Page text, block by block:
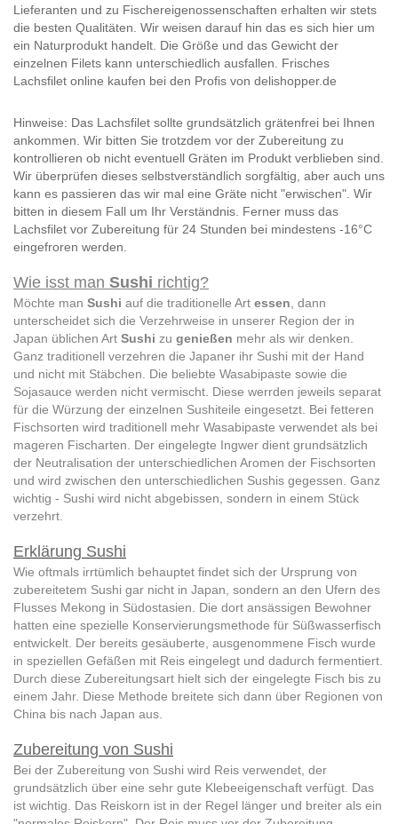
Lieferanten und zu Fischereigenossenschaften erhalten wir stets
die besten Qualitäten. Wir weisen darauf hin das es sich hier um
ein Naturprodukt handelt. Die Größe und das Gewicht der
einzelnen Filets kann unterschiedlich ausfallen. Frisches
Lachsfilet online kaufen bei den Profis von delishopper.de
Hinweise: Das Lachsfilet sollte grundsätzlich grätenfrei bei Ihnen
ankommen. Wir bitten Sie trotzdem vor der Zubereitung zu
kontrollieren ob nicht eventuell Gräten im Produkt verblieben sind.
Wir überprüfen dieses selbstverständlich sorgfältig, aber auch uns
kann es passieren das wir mal eine Gräte nicht "erwischen". Wir
bitten in diesem Fall um Ihr Verständnis. Ferner muss das
Lachsfilet vor Zubereitung für 24 Stunden bei mindestens -16°C
eingefroren werden.
Wie isst man Sushi richtig?
Möchte man Sushi auf die traditionelle Art essen , dann
unterscheidet sich die Verzehrweise in unserer Region der in
Japan üblichen Art Sushi zu genießen mehr als wir denken.
Ganz traditionell verzehren die Japaner ihr Sushi mit der Hand
und nicht mit Stäbchen. Die beliebte Wasabipaste sowie die
Sojasauce werden nicht vermischt. Diese werrden jeweils separat
für die Würzung der einzelnen Sushiteile eingesetzt. Bei fetteren
Fischsorten wird traditionell mehr Wasabipaste verwendet als bei
mageren Fischarten. Der eingelegte Ingwer dient grundsätzlich
der Neutralisation der unterschiedlichen Aromen der Fischsorten
und wird zwischen den unterschiedlichen Sushis gegessen. Ganz
wichtig - Sushi wird nicht abgebissen, sondern in einem Stück
verzehrt.
Erklärung Sushi
Wie oftmals irrtümlich behauptet findet sich der Ursprung von
zubereitetem Sushi gar nicht in Japan, sondern an den Ufern des
Flusses Mekong in Südostasien. Die dort ansässigen Bewohner
hatten eine spezielle Konservierungsmethode für Süßwasserfisch
entwickelt. Der bereits gesäuberte, ausgenommene Fisch wurde
in speziellen Gefäßen mit Reis eingelegt und dadurch fermentiert.
Durch diese Zubereitungsart hielt sich der eingelegte Fisch bis zu
einem Jahr. Diese Methode breitete sich dann über Regionen von
China bis nach Japan aus.
Zubereitung von Sushi
Bei der Zubereitung von Sushi wird Reis verwendet, der
grundsätzlich über eine sehr gute Klebeeigenschaft verfügt. Das
ist wichtig. Das Reiskorn ist in der Regel länger und breiter als ein